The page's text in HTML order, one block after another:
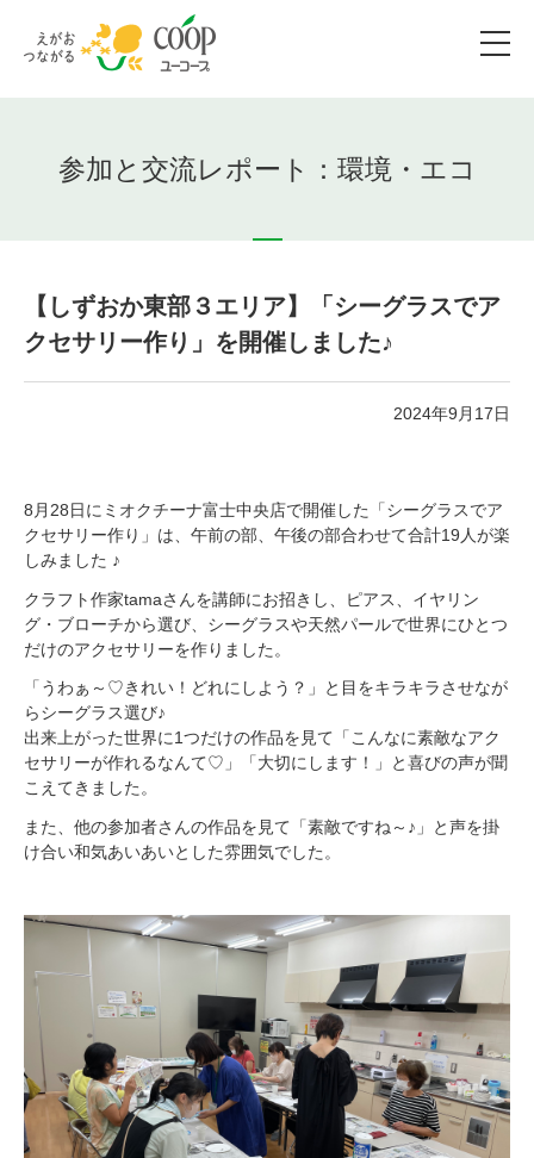
参加と交流レポート：環境・エコ
【しずおか東部３エリア】「シーグラスでア
クセサリー作り」を開催しました♪
2024年9月17日
8月28日にミオクチーナ富士中央店で開催した「シーグラスでア
クセサリー作り」は、午前の部、午後の部合わせて合計19人が楽
しみました ♪
クラフト作家tamaさんを講師にお招きし、ピアス、イヤリン
グ・ブローチから選び、シーグラスや天然パールで世界にひとつ
だけのアクセサリーを作りました。
「うわぁ～♡きれい！どれにしよう？」と目をキラキラさせなが
らシーグラス選び♪
出来上がった世界に1つだけの作品を見て「こんなに素敵なアク
セサリーが作れるなんて♡」「大切にします！」と喜びの声が聞
こえてきました。
また、他の参加者さんの作品を見て「素敵ですね～♪」と声を掛
け合い和気あいあいとした雰囲気でした。